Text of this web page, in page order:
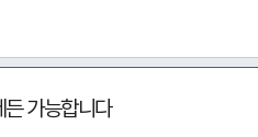
가능합니다